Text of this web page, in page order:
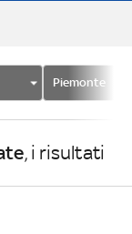
Piemonte
, i risultati